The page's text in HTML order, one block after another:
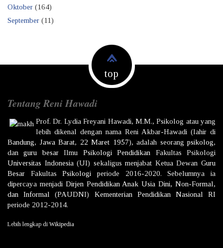
Oktober (164)
September (11)
top
Tentang Reni Hawadi
Prof. Dr. Lydia Freyani Hawadi, M.M., Psikolog atau yang
lebih dikenal dengan nama Reni Akbar-Hawadi (lahir di
Bandung, Jawa Barat, 22 Maret 1957), adalah seorang psikolog,
danguru besarIlmu Psikologi Pendidikan Fakultas Psikologi
Universitas Indonesia (UI) sekaligus menjabat Ketua DewanGuru
Besar FakultasPsikologi periode 2016-2020. Sebelumnya ia
dipercaya menjadi Dirjen Pendidikan Anak Usia Dini, Non-Formal,
dan Informal
(PAUDNI) Kementerian Pendidikan Nasional
RI
periode 2012-2014.
Lebih lengkap di Wikipedia